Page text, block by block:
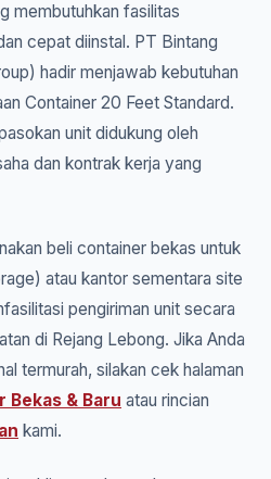
membutuhkan fasilitas
cepat diinstal. PT Bintang
hadir menjawab kebutuhan
Container 20 Feet Standard.
unit didukung oleh
dan kontrak kerja yang
beli container bekas untuk
atau kantor sementara site
pengiriman unit secara
di Rejang Lebong. Jika Anda
termurah, silakan cek halaman
Bekas & Baru atau rincian
kami.